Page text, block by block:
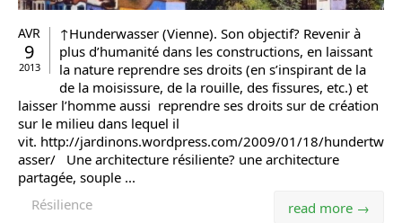
AVR
9
2013
↑Hunderwasser (Vienne). Son objectif? Revenir à
plus d’humanité dans les constructions, en laissant
la nature reprendre ses droits (en s’inspirant de la
de la moisissure, de la rouille, des fissures, etc.) et
laisser l’homme aussi reprendre ses droits sur de création
sur le milieu dans lequel il
vit. http://jardinons.wordpress.com/2009/01/18/hundertw
asser/ Une architecture résiliente? une architecture
partagée, souple ...
read more →
Résilience